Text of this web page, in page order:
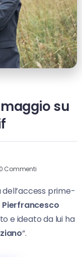
su
0 Commenti
prime-
Pierfrancesco
e ideato da lui ha
“.